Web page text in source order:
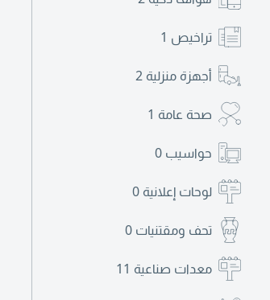
تراخيص 1
أجهزة منزلية 2
صحة عامة 1
حواسيب 0
لوحات إعلانية 0
تحف ومقتنيات 0
معدات صناعية 11